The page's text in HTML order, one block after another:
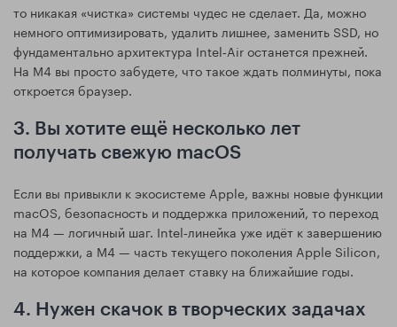
то никакая «чистка» системы чудес не сделает. Да, можно
немного оптимизировать, удалить лишнее, заменить SSD, но
фундаментально архитектура Intel‑Air останется прежней.
На M4 вы просто забудете, что такое ждать полминуты, пока
откроется браузер.
3. Вы хотите ещё несколько лет
получать свежую macOS
Если вы привыкли к экосистеме Apple, важны новые функции
macOS, безопасность и поддержка приложений, то переход
на M4 — логичный шаг. Intel‑линейка уже идёт к завершению
поддержки, а M4 — часть текущего поколения Apple Silicon,
на которое компания делает ставку на ближайшие годы.
4. Нужен скачок в творческих задачах